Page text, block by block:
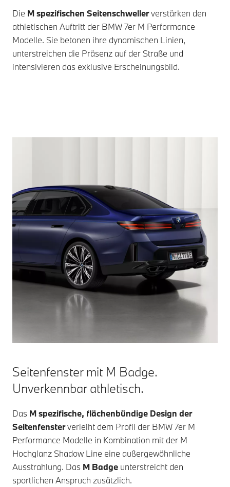
Die M spezifischen Seitenschwellerverstärken den
athletischen Auftritt der BMW 7er M Performance
Modelle. Sie betonen ihre dynamischen Linien,
unterstreichen die Präsenz auf der Straße und
intensivieren das exklusive Erscheinungsbild.
Seitenfenster mit M Badge.
Unverkennbar athletisch.
Das M spezifische, flächenbündige Design der
Seitenfensterverleiht dem Profil der BMW 7er M
Performance Modelle in Kombination mit der M
Hochglanz Shadow Line eine außergewöhnliche
Ausstrahlung. Das M Badge unterstreicht den
sportlichen Anspruch zusätzlich.